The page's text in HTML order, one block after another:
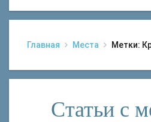
Главная Места Метки:
Статьи с